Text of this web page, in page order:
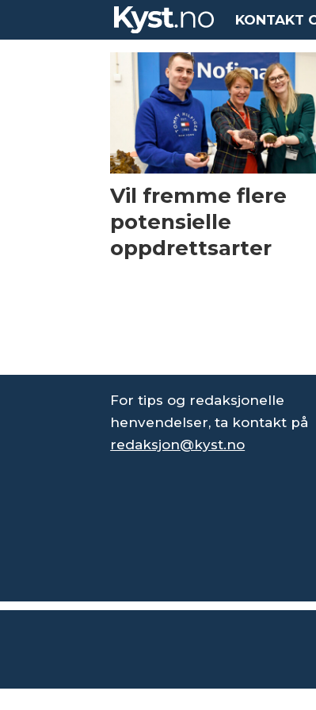
KONTAKT
aquaculture
europe
Vil fremme flere
potensielle
oppdrettsarter
For tips og redaksjonelle
henvendelser, ta kontakt på
redaksjon@kyst.no